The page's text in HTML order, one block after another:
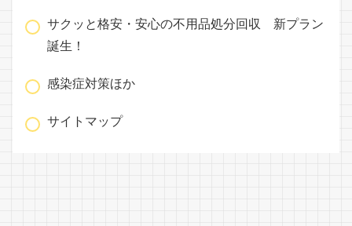
サクッと格安・安心の不用品処分回収 新プラン
誕生！
感染症対策ほか
サイトマップ